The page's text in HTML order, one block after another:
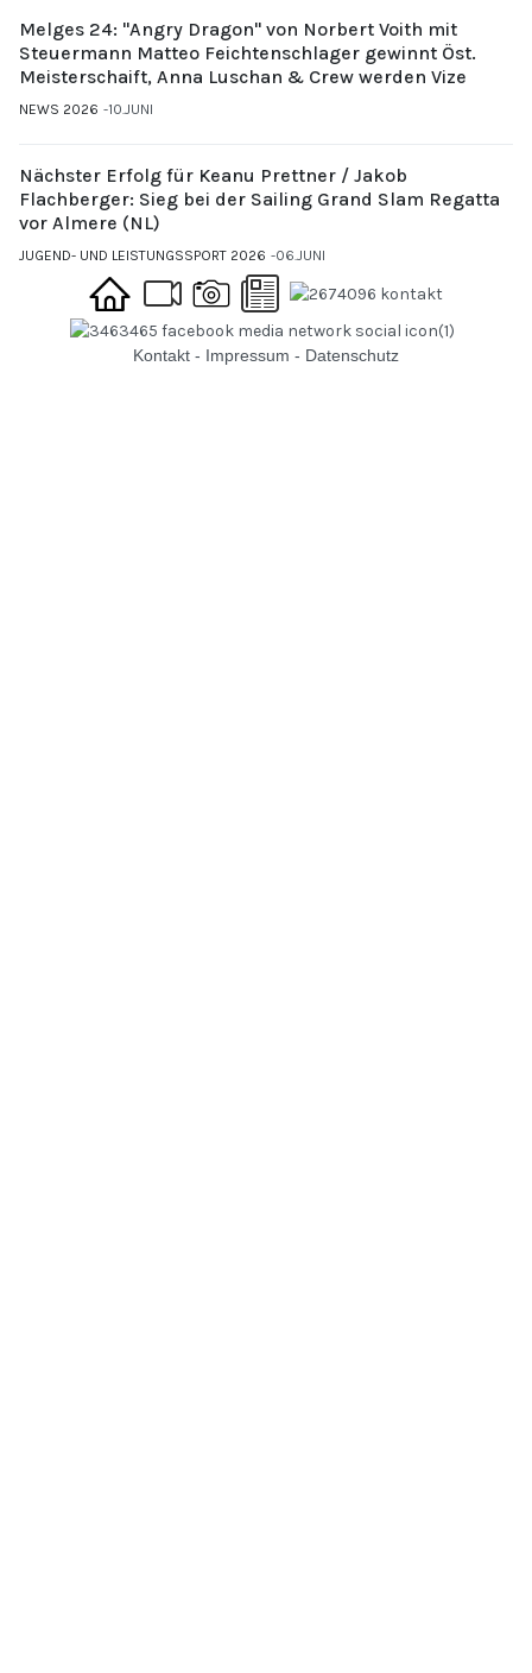
Melges 24: "Angry Dragon" von Norbert Voith mit
Steuermann Matteo Feichtenschlager gewinnt Öst.
Meisterschaift, Anna Luschan & Crew werden Vize
NEWS 2026 10.JUNI
Nächster Erfolg für Keanu Prettner / Jakob
Flachberger: Sieg bei der Sailing Grand Slam Regatta
vor Almere (NL)
JUGEND- UND LEISTUNGSSPORT 2026 06.JUNI
Kontakt - Impressum - Datenschutz